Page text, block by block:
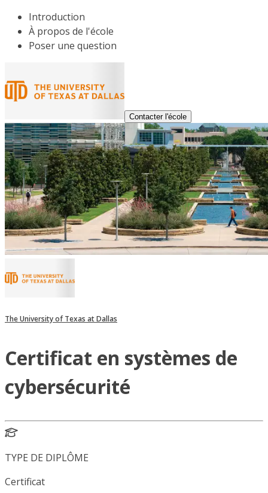
Introduction
À propos de l'école
Poser une question
Contacter l'école
The University of Texas at Dallas
Certificat en systèmes de
cybersécurité
TYPE DE DIPLÔME
Certificat